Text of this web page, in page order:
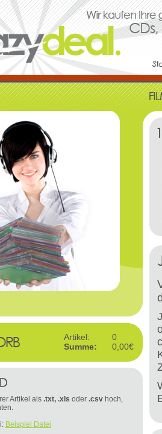
Artikel:
0
Summe:
0,00€
Artikel als .txt, .xls oder .csv hoch,
Beispiel Datei